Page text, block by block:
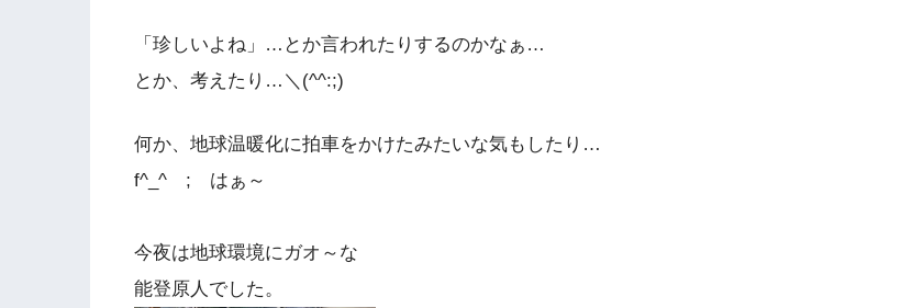
「珍しいよね」…とか言われたりするのかなぁ…
とか、考えたり…＼(^^:;)
何か、地球温暖化に拍車をかけたみたいな気もしたり…
f^_^ ; はぁ～
今夜は地球環境にガオ～な
能登原人でした。